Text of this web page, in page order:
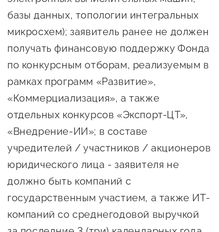
базы данных, топологии интегральных
микросхем); заявитель ранее не должен
получать финансовую поддержку Фонда
по конкурсным отборам, реализуемым в
рамках программ «Развитие»,
«Коммерциализация», а также
отдельных конкурсов «Экспорт-ЦТ»,
«Внедрение-ИИ»; в составе
учредителей / участников / акционеров
юридического лица - заявителя не
должно быть компаний с
государственным участием, а также ИТ-
компаний со среднегодовой выручкой